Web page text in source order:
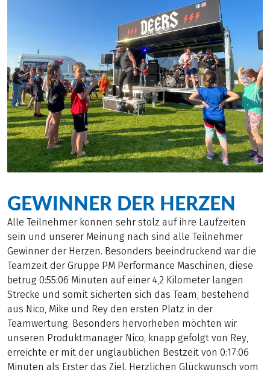
GEWINNER DER HERZEN
Alle Teilnehmer können sehr stolz auf ihre Laufzeiten
sein und unserer Meinung nach sind alle Teilnehmer
Gewinner der Herzen. Besonders beeindruckend war die
Teamzeit der Gruppe PM Performance Maschinen, diese
betrug 0:55:06 Minuten auf einer 4,2 Kilometer langen
Strecke und somit sicherten sich das Team, bestehend
aus Nico, Mike und Rey den ersten Platz in der
Teamwertung. Besonders hervorheben möchten wir
unseren Produktmanager Nico, knapp gefolgt von Rey,
erreichte er mit der unglaublichen Bestzeit von 0:17:06
Minuten als Erster das Ziel. Herzlichen Glückwunsch vom